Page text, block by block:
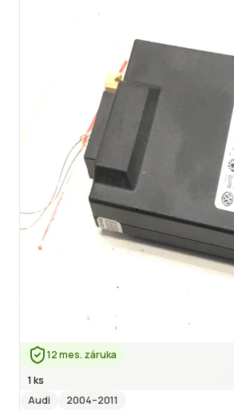
12 mes. záruka
1 ks
Audi
2004–2011